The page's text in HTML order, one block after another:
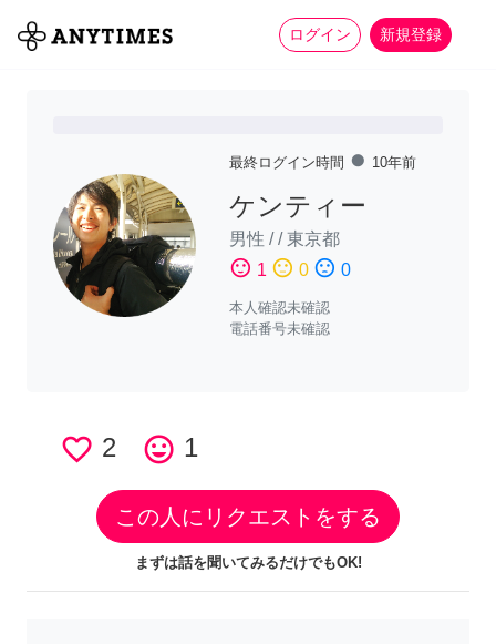
ログイン 新規登録
全て 家事 more_horiz
最終ログイン時間 fiber_manual_record 10年前
ケンティー
男性 //東京都
sentiment_satisfied 1 sentiment_neutral 0 sentiment_dissatisfied 0
本人確認未確認
電話番号未確認
favorite_border 2 tag_faces 1
この人にリクエストをする
まずは話を聞いてみるだけでもOK!